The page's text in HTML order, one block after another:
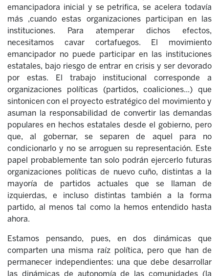
emancipadora inicial y se petrifica, se acelera todavía
más ,cuando estas organizaciones participan en las
instituciones. Para atemperar dichos efectos,
necesitamos cavar cortafuegos. El movimiento
emancipador no puede participar en las instituciones
estatales, bajo riesgo de entrar en crisis y ser devorado
por estas. El trabajo institucional corresponde a
organizaciones políticas (partidos, coaliciones...) que
sintonicen con el proyecto estratégico del movimiento y
asuman la responsabilidad de convertir las demandas
populares en hechos estatales desde el gobierno, pero
que, al gobernar, se separen de aquel para no
condicionarlo y no se arroguen su representación. Este
papel probablemente tan solo podrán ejercerlo futuras
organizaciones políticas de nuevo cuño, distintas a la
mayoría de partidos actuales que se llaman de
izquierdas, e incluso distintas también a la forma
partido, al menos tal como la hemos entendido hasta
ahora.
Estamos pensando, pues, en dos dinámicas que
comparten una misma raíz política, pero que han de
permanecer independientes: una que debe desarrollar
las dinámicas de autonomía de las comunidades (la